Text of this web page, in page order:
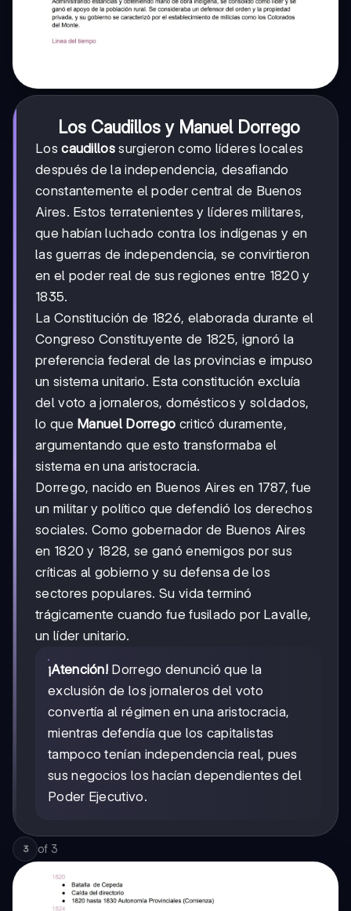
Los Caudillos y Manuel Dorrego
Loscaudillossurgieron como líderes locales
después de la independencia, desafiando
constantemente el poder central de Buenos
Aires. Estos terratenientes y líderes militares,
que habían luchado contra los indígenas y en
las guerras de independencia, se convirtieron
en el poder real de sus regiones entre 1820 y
1835.
La Constitución de 1826, elaborada durante el
Congreso Constituyente de 1825, ignoró la
preferencia federal de las provincias e impuso
un sistema unitario. Esta constitución excluía
del voto a jornaleros, domésticos y soldados,
lo que Manuel Dorrego criticó duramente,
argumentando que esto transformaba el
sistema en una aristocracia.
Dorrego, nacido en Buenos Aires en 1787, fue
un militar y político que defendió los derechos
sociales. Como gobernador de Buenos Aires
en 1820 y 1828, se ganó enemigos por sus
críticas al gobierno y su defensa de los
sectores populares. Su vida terminó
trágicamente cuando fue fusilado por Lavalle,
un líder unitario.
¡Atención! Dorrego denunció que la
exclusión de los jornaleros del voto
convertía al régimen en una aristocracia,
mientras defendía que los capitalistas
tampoco tenían independencia real, pues
sus negocios los hacían dependientes del
Poder Ejecutivo.
3 of 3